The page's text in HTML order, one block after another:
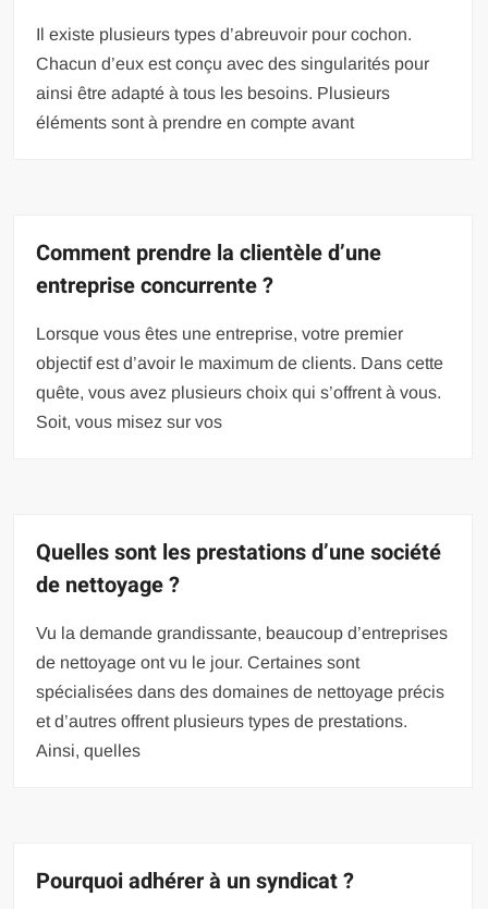
Il existe plusieurs types d’abreuvoir pour cochon.
Chacun d’eux est conçu avec des singularités pour
ainsi être adapté à tous les besoins. Plusieurs
éléments sont à prendre en compte avant
Comment prendre la clientèle d’une
entreprise concurrente ?
Lorsque vous êtes une entreprise, votre premier
objectif est d’avoir le maximum de clients. Dans cette
quête, vous avez plusieurs choix qui s’offrent à vous.
Soit, vous misez sur vos
Quelles sont les prestations d’une société
de nettoyage ?
Vu la demande grandissante, beaucoup d’entreprises
de nettoyage ont vu le jour. Certaines sont
spécialisées dans des domaines de nettoyage précis
et d’autres offrent plusieurs types de prestations.
Ainsi, quelles
Pourquoi adhérer à un syndicat ?